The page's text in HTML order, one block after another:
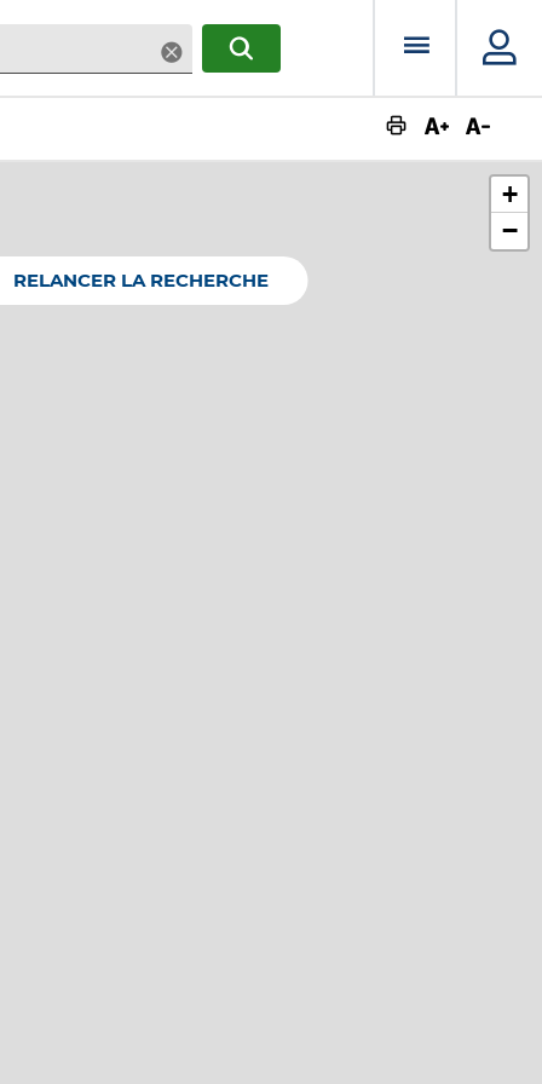
SupprimerRECHERCHERMenu
+
−
RELANCER LA RECHERCHE